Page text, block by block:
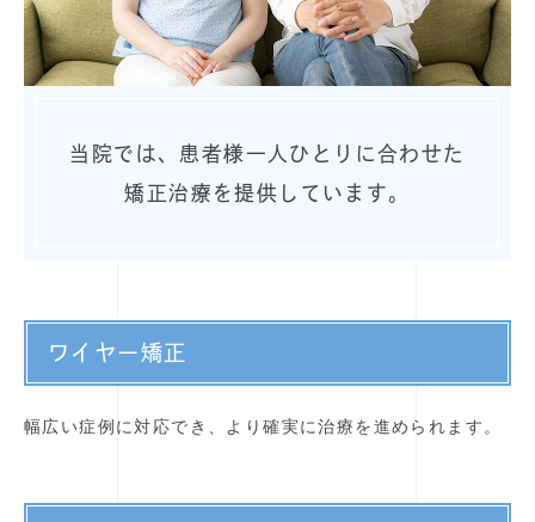
当院では、患者様一人ひとりに合わせた
矯正治療を提供しています。
ワイヤー矯正
幅広い症例に対応でき、より確実に治療を進められます。